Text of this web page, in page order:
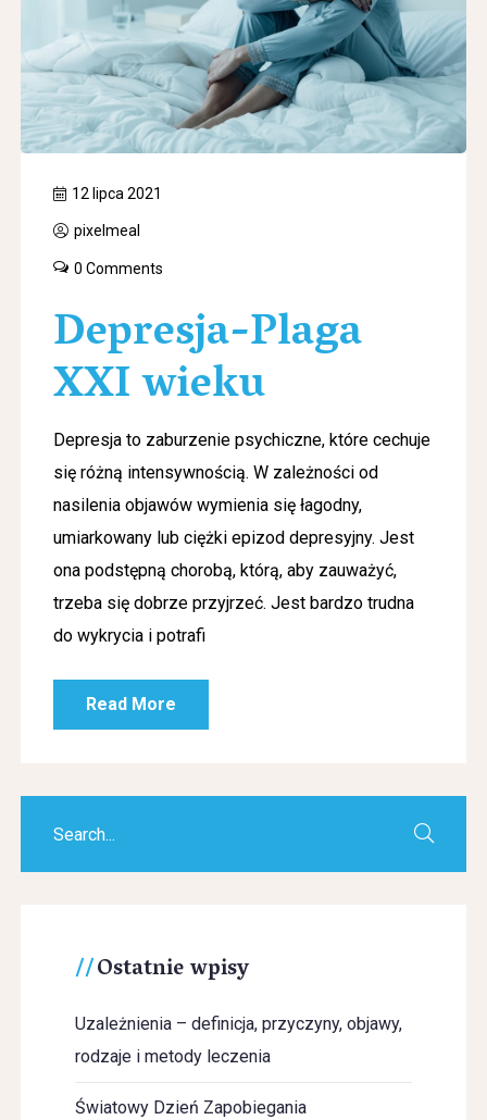
12 lipca 2021
pixelmeal
0 Comments
Depresja-Plaga
XXI wieku
Depresja to zaburzenie psychiczne, które cechuje
się różną intensywnością. W zależności od
nasilenia objawów wymienia się łagodny,
umiarkowany lub ciężki epizod depresyjny. Jest
ona podstępną chorobą, którą, aby zauważyć,
trzeba się dobrze przyjrzeć. Jest bardzo trudna
do wykrycia i potrafi
Read More
Ostatnie wpisy
Uzależnienia – definicja, przyczyny, objawy,
rodzaje i metody leczenia
Światowy Dzień Zapobiegania